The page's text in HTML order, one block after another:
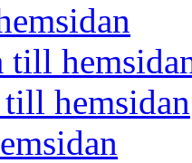
till
till hemsidan